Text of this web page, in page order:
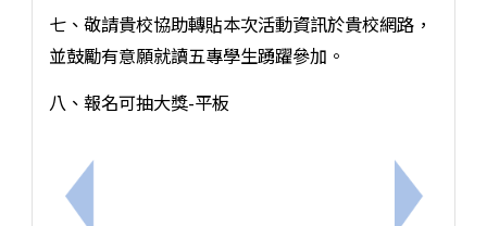
上一筆：轉知彰化師大推廣教育「精緻Moocs-輔導
七、敬請貴校協助轉貼本次活動資訊於貴校網路，
並鼓勵有意願就讀五專學生踴躍參加。
八、報名可抽大獎-平板
下一筆：